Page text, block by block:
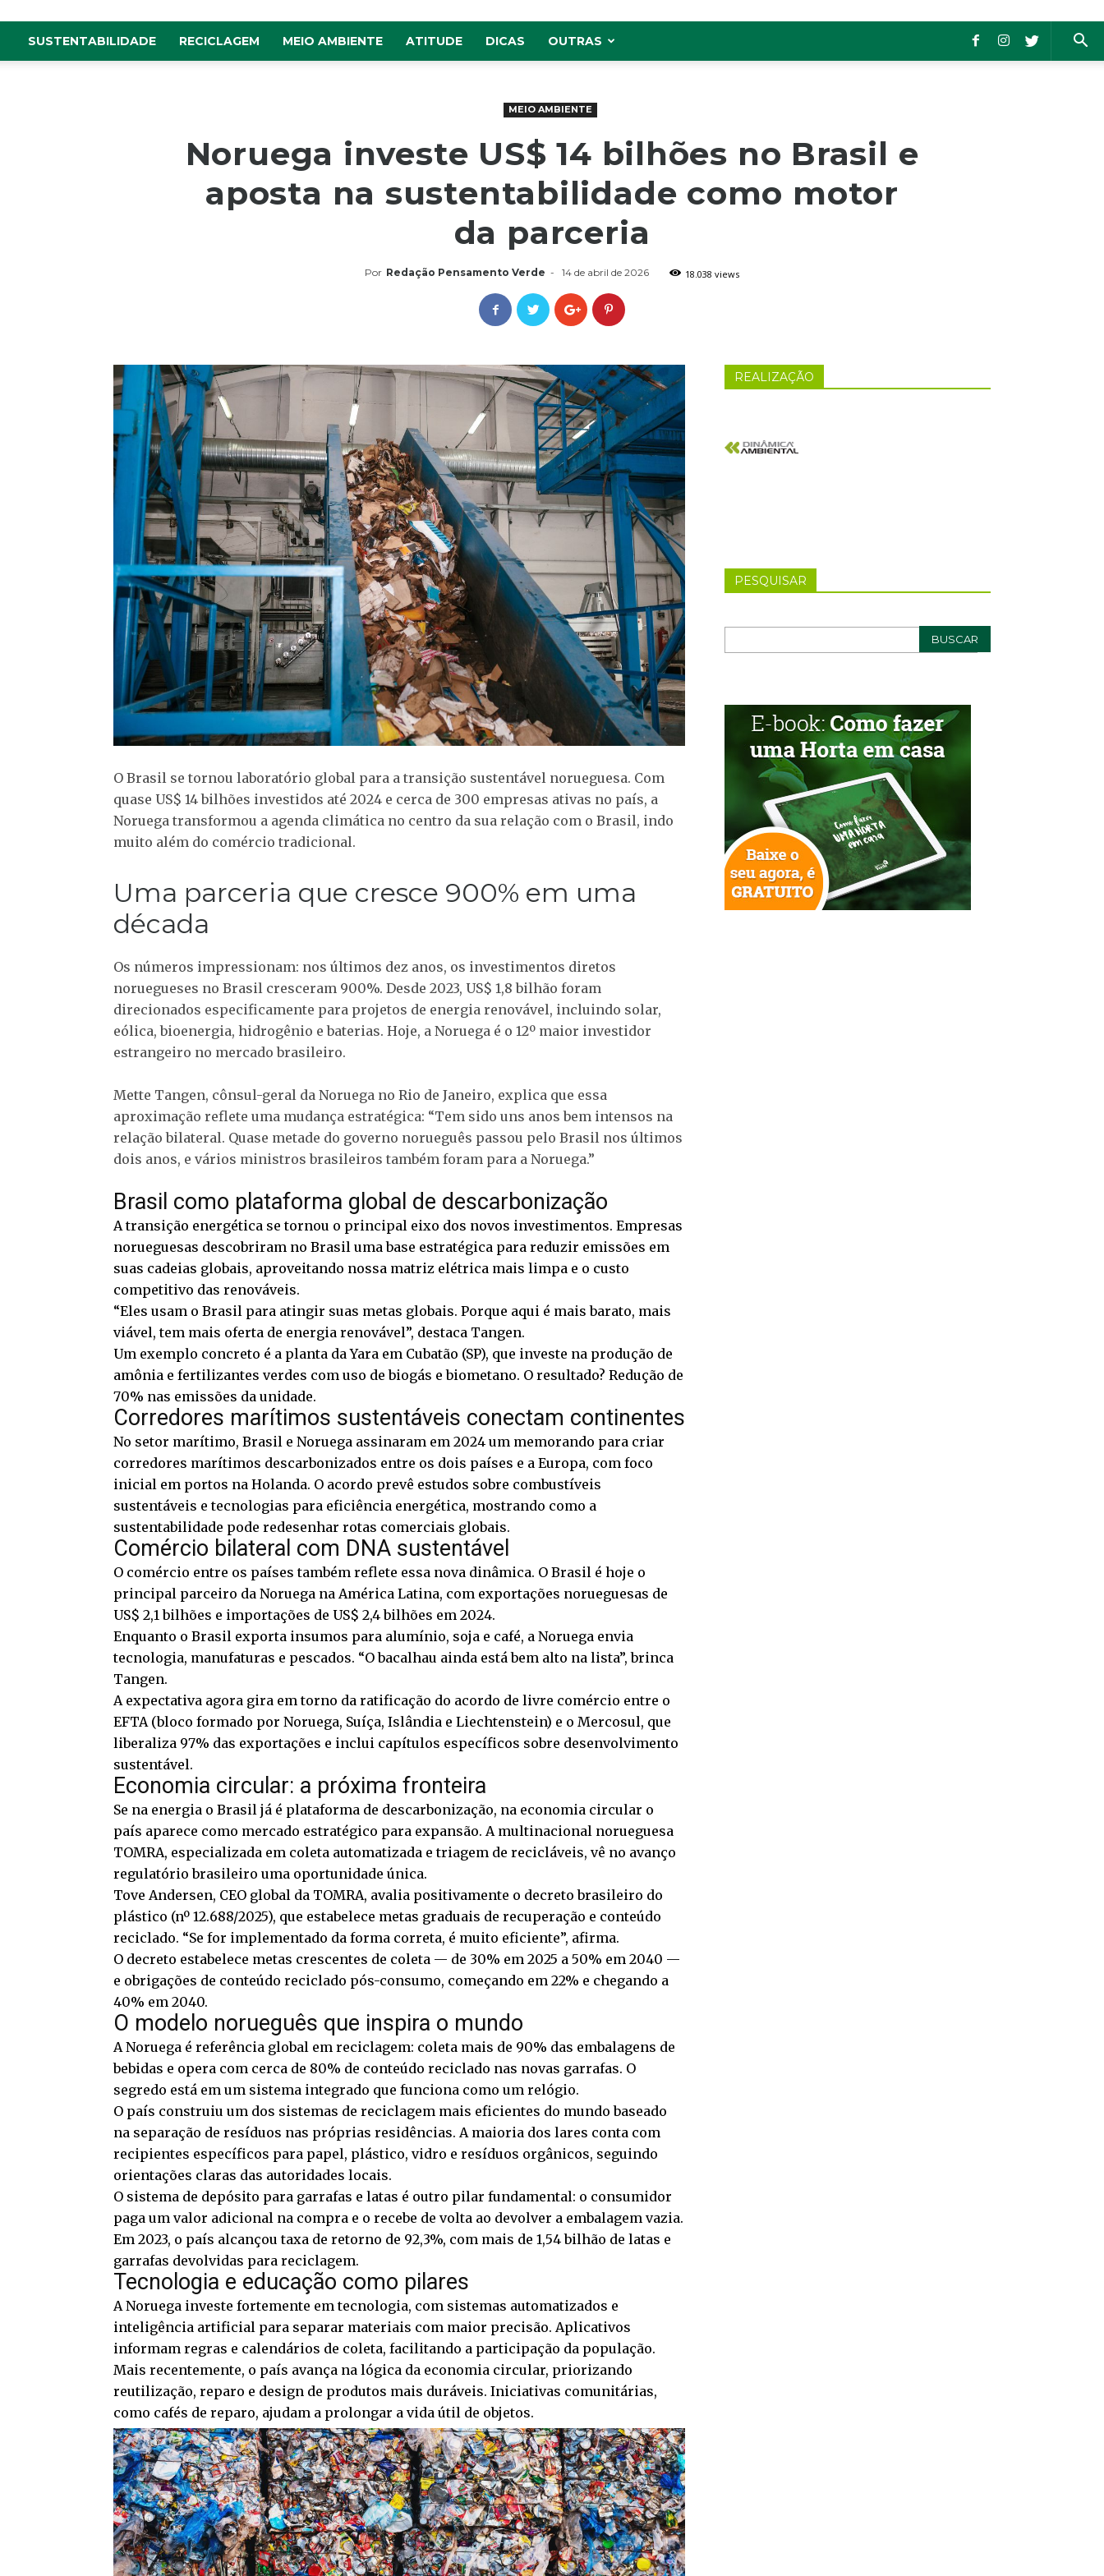
SUSTENTABILIDADE RECICLAGEM MEIO AMBIENTE ATITUDE DICAS OUTRAS
MEIO AMBIENTE
Noruega investe US$ 14 bilhões no Brasil e
aposta na sustentabilidade como motor
da parceria
Por Redação Pensamento Verde - 14 de abril de 2026 18.038 views
O Brasil se tornou laboratório global para a transição sustentável norueguesa. Com
quase US$ 14 bilhões investidos até 2024 e cerca de 300 empresas ativas no país, a
Noruega transformou a agenda climática no centro da sua relação com o Brasil, indo
muito além do comércio tradicional.
Uma parceria que cresce 900% em uma
década
Os números impressionam: nos últimos dez anos, os investimentos diretos
noruegueses no Brasil cresceram 900%. Desde 2023, US$ 1,8 bilhão foram
direcionados especificamente para projetos de energia renovável, incluindo solar,
eólica, bioenergia, hidrogênio e baterias. Hoje, a Noruega é o 12º maior investidor
estrangeiro no mercado brasileiro.
Mette Tangen, cônsul-geral da Noruega no Rio de Janeiro, explica que essa
aproximação reflete uma mudança estratégica: “Tem sido uns anos bem intensos na
relação bilateral. Quase metade do governo norueguês passou pelo Brasil nos últimos
dois anos, e vários ministros brasileiros também foram para a Noruega.”
Brasil como plataforma global de descarbonização
A transição energética se tornou o principal eixo dos novos investimentos. Empresas
norueguesas descobriram no Brasil uma base estratégica para reduzir emissões em
suas cadeias globais, aproveitando nossa matriz elétrica mais limpa e o custo
competitivo das renováveis.
“Eles usam o Brasil para atingir suas metas globais. Porque aqui é mais barato, mais
viável, tem mais oferta de energia renovável”, destaca Tangen.
Um exemplo concreto é a planta da Yara em Cubatão (SP), que investe na produção de
amônia e fertilizantes verdes com uso de biogás e biometano. O resultado? Redução de
70% nas emissões da unidade.
Corredores marítimos sustentáveis conectam continentes
No setor marítimo, Brasil e Noruega assinaram em 2024 um memorando para criar
corredores marítimos descarbonizados entre os dois países e a Europa, com foco
inicial em portos na Holanda. O acordo prevê estudos sobre combustíveis
sustentáveis e tecnologias para eficiência energética, mostrando como a
sustentabilidade pode redesenhar rotas comerciais globais.
Comércio bilateral com DNA sustentável
O comércio entre os países também reflete essa nova dinâmica. O Brasil é hoje o
principal parceiro da Noruega na América Latina, com exportações norueguesas de
US$ 2,1 bilhões e importações de US$ 2,4 bilhões em 2024.
Enquanto o Brasil exporta insumos para alumínio, soja e café, a Noruega envia
tecnologia, manufaturas e pescados. “O bacalhau ainda está bem alto na lista”, brinca
Tangen.
A expectativa agora gira em torno da ratificação do acordo de livre comércio entre o
EFTA (bloco formado por Noruega, Suíça, Islândia e Liechtenstein) e o Mercosul, que
liberaliza 97% das exportações e inclui capítulos específicos sobre desenvolvimento
sustentável.
Economia circular: a próxima fronteira
Se na energia o Brasil já é plataforma de descarbonização, na economia circular o
país aparece como mercado estratégico para expansão. A multinacional norueguesa
TOMRA, especializada em coleta automatizada e triagem de recicláveis, vê no avanço
regulatório brasileiro uma oportunidade única.
Tove Andersen, CEO global da TOMRA, avalia positivamente o decreto brasileiro do
plástico (nº 12.688/2025), que estabelece metas graduais de recuperação e conteúdo
reciclado. “Se for implementado da forma correta, é muito eficiente”, afirma.
O decreto estabelece metas crescentes de coleta — de 30% em 2025 a 50% em 2040 —
e obrigações de conteúdo reciclado pós-consumo, começando em 22% e chegando a
40% em 2040.
O modelo norueguês que inspira o mundo
A Noruega é referência global em reciclagem: coleta mais de 90% das embalagens de
bebidas e opera com cerca de 80% de conteúdo reciclado nas novas garrafas. O
segredo está em um sistema integrado que funciona como um relógio.
O país construiu um dos sistemas de reciclagem mais eficientes do mundo baseado
na separação de resíduos nas próprias residências. A maioria dos lares conta com
recipientes específicos para papel, plástico, vidro e resíduos orgânicos, seguindo
orientações claras das autoridades locais.
O sistema de depósito para garrafas e latas é outro pilar fundamental: o consumidor
paga um valor adicional na compra e o recebe de volta ao devolver a embalagem vazia.
Em 2023, o país alcançou taxa de retorno de 92,3%, com mais de 1,54 bilhão de latas e
garrafas devolvidas para reciclagem.
Tecnologia e educação como pilares
A Noruega investe fortemente em tecnologia, com sistemas automatizados e
inteligência artificial para separar materiais com maior precisão. Aplicativos
informam regras e calendários de coleta, facilitando a participação da população.
Mais recentemente, o país avança na lógica da economia circular, priorizando
reutilização, reparo e design de produtos mais duráveis. Iniciativas comunitárias,
como cafés de reparo, ajudam a prolongar a vida útil de objetos.
REALIZAÇÃO
PESQUISAR